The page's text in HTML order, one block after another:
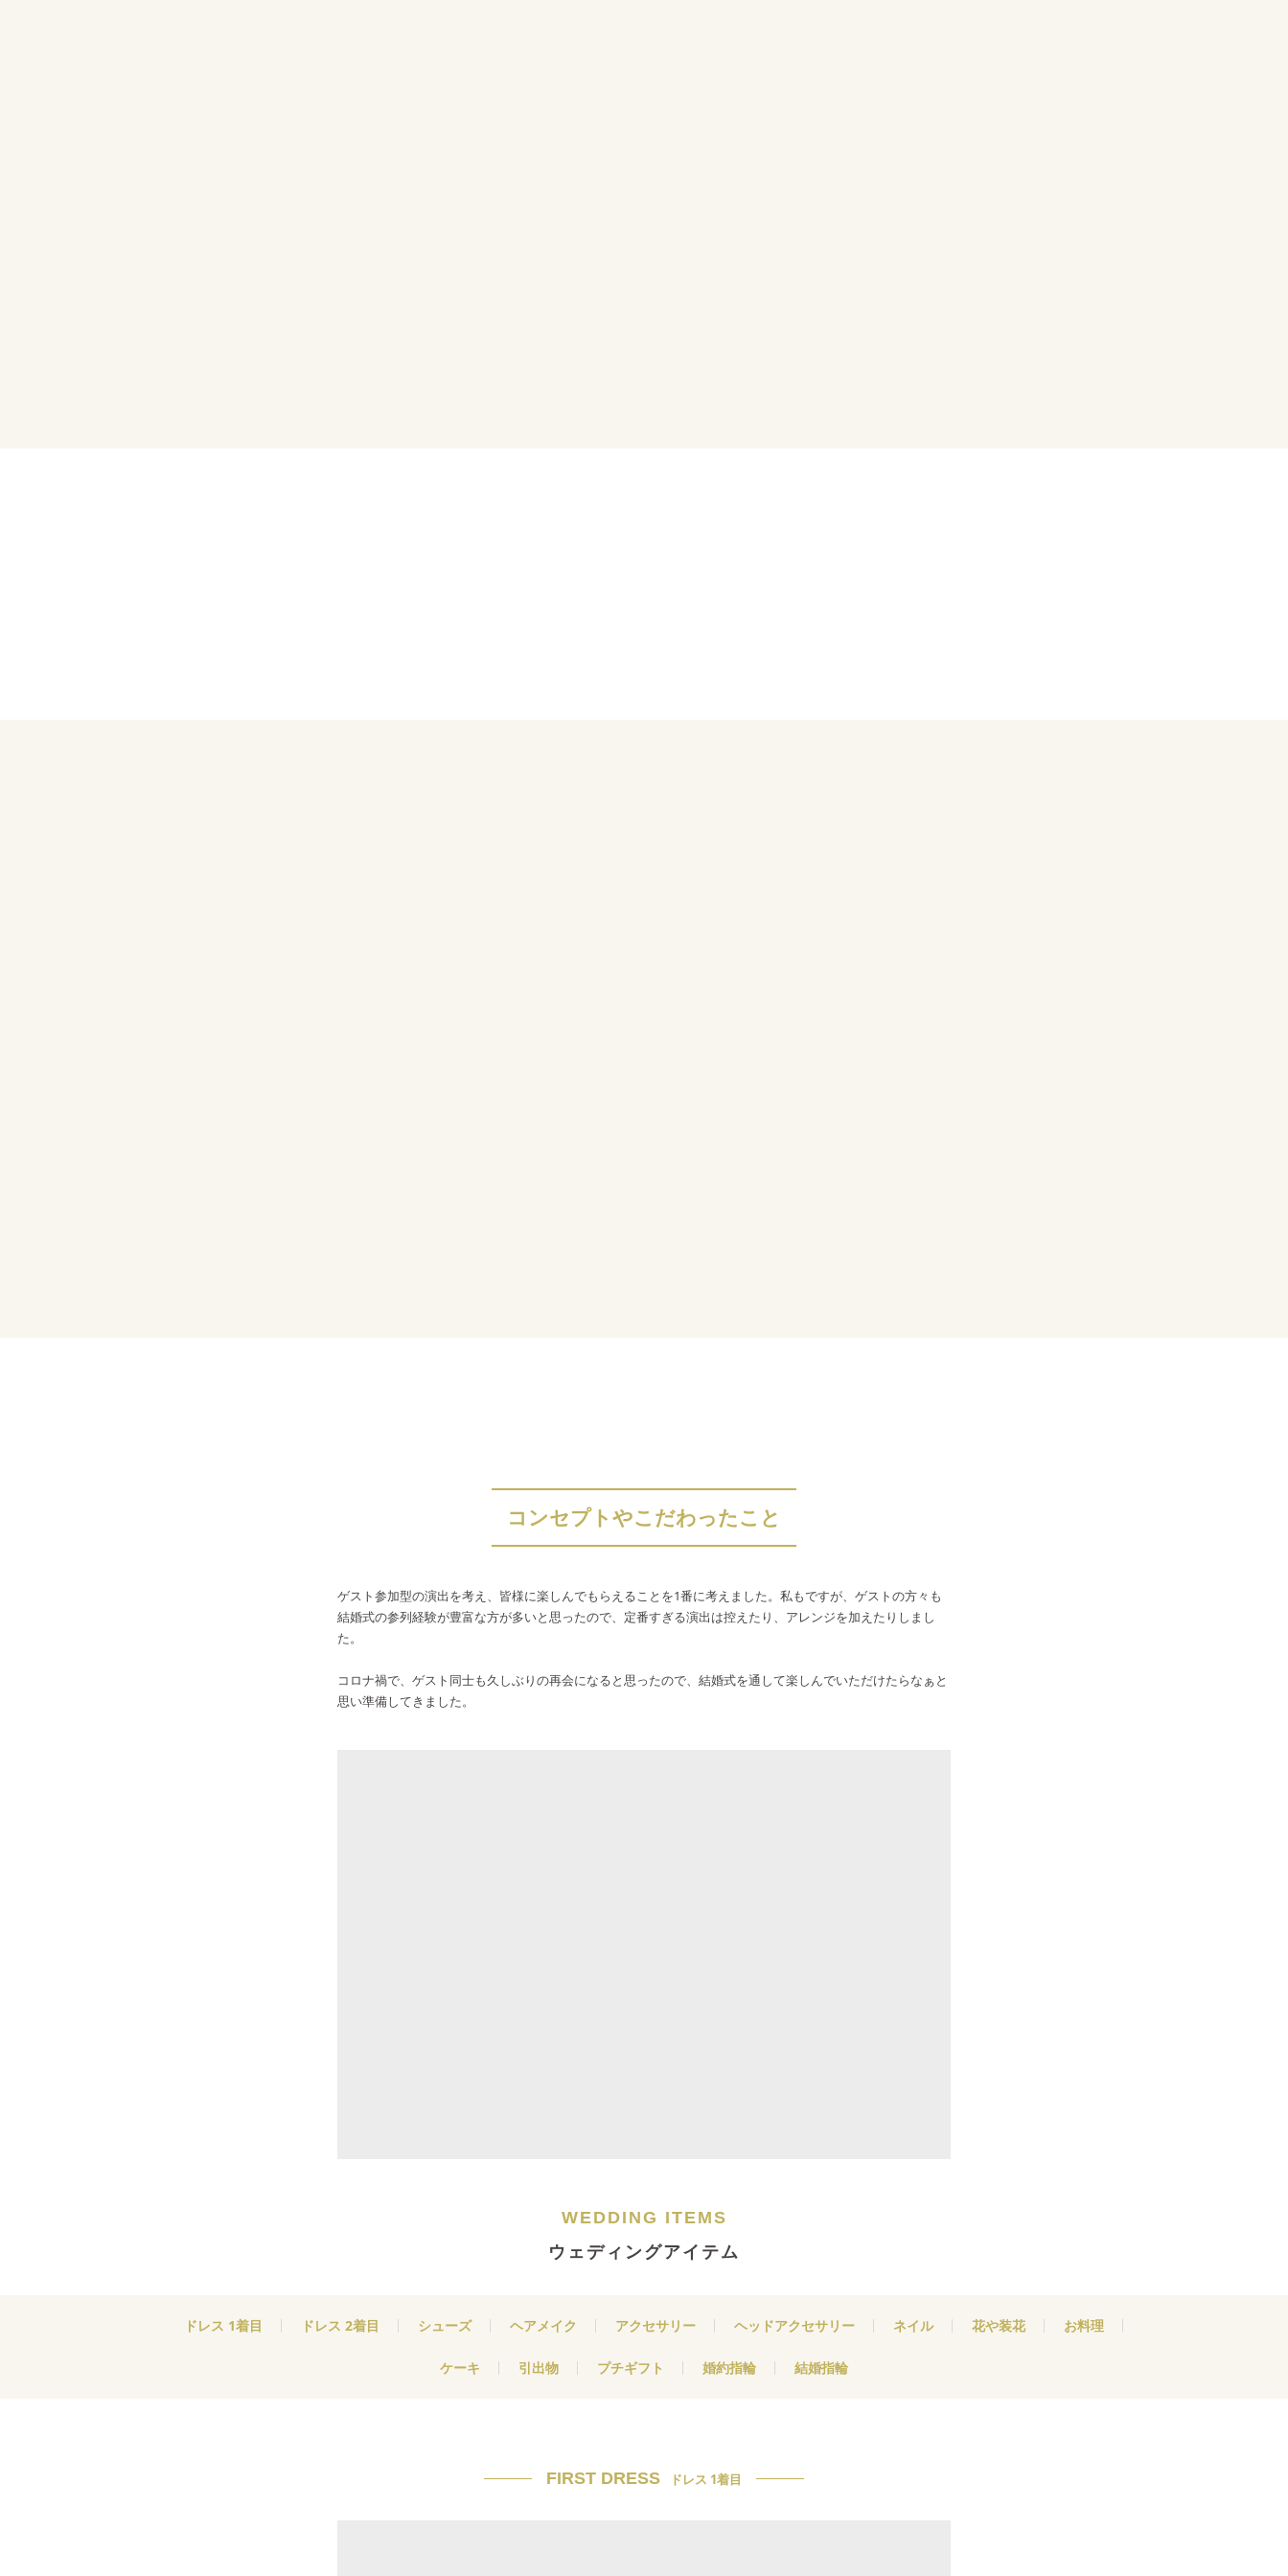
コンセプトやこだわったこと
ゲスト参加型の演出を考え、皆様に楽しんでもらえることを1番に考えました。私もですが、ゲストの方々も
結婚式の参列経験が豊富な方が多いと思ったので、定番すぎる演出は控えたり、アレンジを加えたりしまし
た。
コロナ禍で、ゲスト同士も久しぶりの再会になると思ったので、結婚式を通して楽しんでいただけたらなぁと
思い準備してきました。
WEDDING ITEMS
ウェディングアイテム
ドレス 1着目 ドレス 2着目 シューズ ヘアメイク アクセサリー ヘッドアクセサリー ネイル 花や装花 お料理
ケーキ 引出物 プチギフト 婚約指輪 結婚指輪
FIRST DRESS ドレス 1着目